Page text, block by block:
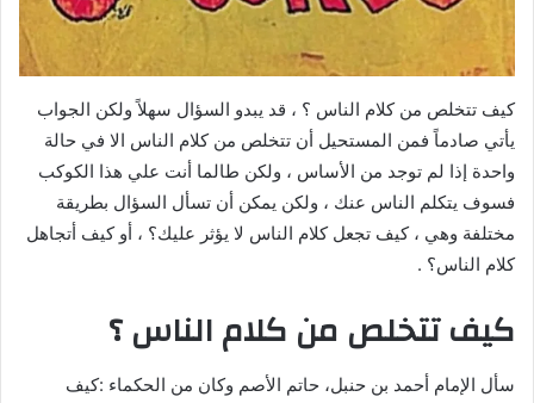
كيف تتخلص من كلام الناس ؟ ، قد يبدو السؤال سهلاً ولكن الجواب
يأتي صادماً فمن المستحيل أن تتخلص من كلام الناس الا في حالة
واحدة إذا لم توجد من الأساس ، ولكن طالما أنت علي هذا الكوكب
فسوف يتكلم الناس عنك ، ولكن يمكن أن تسأل السؤال بطريقة
مختلفة وهي ، كيف تجعل كلام الناس لا يؤثر عليك؟ ، أو كيف أتجاهل
كلام الناس؟ .
كيف تتخلص من كلام الناس ؟
سأل الإمام أحمد بن حنبل، حاتم الأصم وكان من الحكماء :كيف